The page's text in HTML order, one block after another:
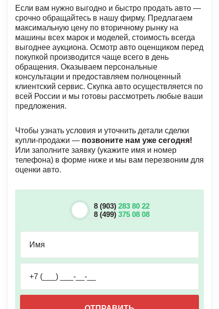
Если вам нужно выгодно и быстро продать авто —
срочно обращайтесь в нашу фирму. Предлагаем
максимальную цену по вторичному рынку на
машины всех марок и моделей, стоимость всегда
выгоднее аукциона. Осмотр авто оценщиком перед
покупкой производится чаще всего в день
обращения. Оказываем персональные
консультации и предоставляем полноценный
клиентский сервис. Скупка авто осуществляется по
всей России и мы готовы рассмотреть любые ваши
предложения.
Чтобы узнать условия и уточнить детали сделки
купли-продажи — позвоните нам уже сегодня!
Или заполните заявку (укажите имя и номер
телефона) в форме ниже и мы вам перезвоним для
оценки авто.
8 (903) 283 80 22
8 (499) 375 08 08